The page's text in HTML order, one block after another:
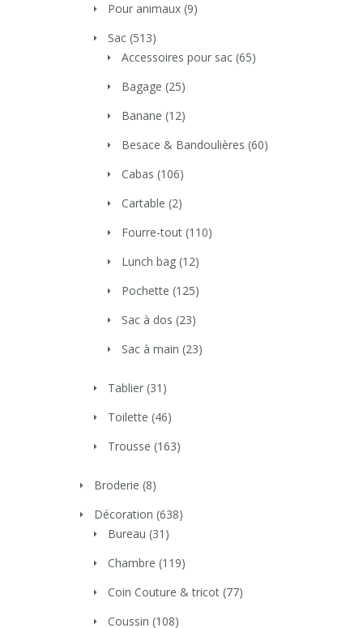
Pour animaux (9)
Sac (513)
Accessoires pour sac (65)
Bagage (25)
Banane (12)
Besace & Bandoulières (60)
Cabas (106)
Cartable (2)
Fourre-tout (110)
Lunch bag (12)
Pochette (125)
Sac à dos (23)
Sac à main (23)
Tablier (31)
Toilette (46)
Trousse (163)
Broderie (8)
Décoration (638)
Bureau (31)
Chambre (119)
Coin Couture & tricot (77)
Coussin (108)